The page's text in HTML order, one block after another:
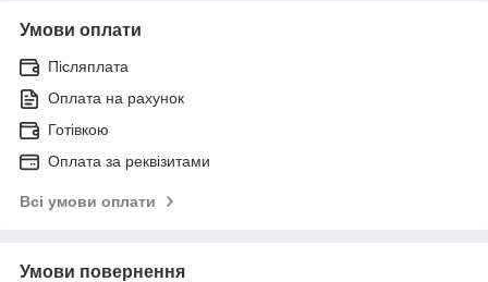
Умови оплати
Післяплата
Оплата на рахунок
Готівкою
Оплата за реквізитами
Всі умови оплати
Умови повернення